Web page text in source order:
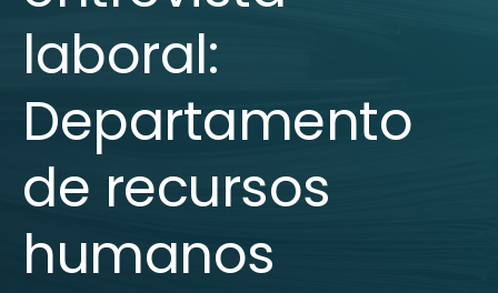
laboral:
Departamento
de recursos
humanos